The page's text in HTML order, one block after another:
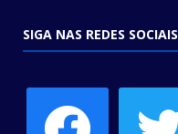
SIGA NAS REDES SOCIAIS